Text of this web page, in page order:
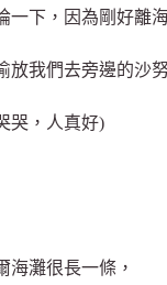
一下，因為剛好離
放我們去旁邊的沙
哭，人真好)
海灘很長一條，